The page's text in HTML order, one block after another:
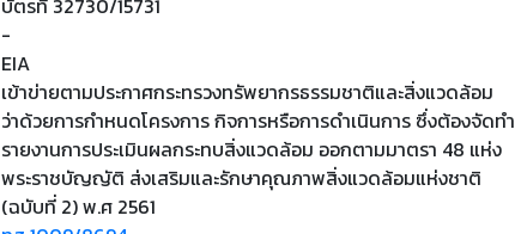
บัตรที่ 32730/15731
-
EIA
เข้าข่ายตามประกาศกระทรวงทรัพยากรธรรมชาติและสิ่งแวดล้อม
ว่าด้วยการกำหนดโครงการ กิจการหรือการดำเนินการ ซึ่งต้องจัดทำ
รายงานการประเมินผลกระทบสิ่งแวดล้อม ออกตามมาตรา 48 แห่ง
พระราชบัญญัติ ส่งเสริมและรักษาคุณภาพสิ่งแวดล้อมแห่งชาติ
(ฉบับที่ 2) พ.ศ 2561